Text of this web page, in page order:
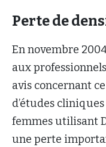
Perte de
En novembre
aux
avis concernant
d’études
femmes utilisant
une perte